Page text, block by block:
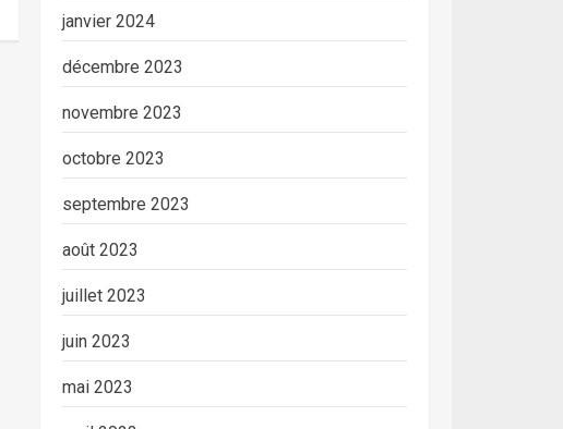
janvier 2024
décembre 2023
novembre 2023
octobre 2023
septembre 2023
août 2023
juillet 2023
juin 2023
mai 2023